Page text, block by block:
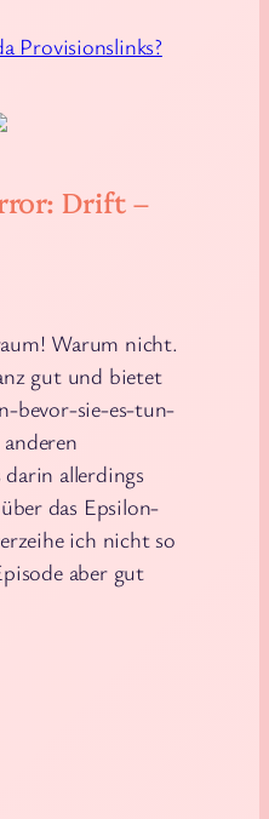
Provisionslinks?
Drift –
Warum nicht.
gut und bietet
bevor-sie-es-tun-
allerdings
das Epsilon-
ich nicht so
aber gut